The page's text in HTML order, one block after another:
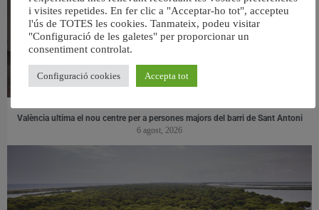
València ultima el nou centre per a persones majors del barri de Sant Antoni
6 agost, 2026
i visites repetides. En fer clic a "Acceptar-ho tot", accepteu
l'ús de TOTES les cookies. Tanmateix, podeu visitar
"Configuració de les galetes" per proporcionar un
consentiment controlat.
Configuració cookies Accepta tot